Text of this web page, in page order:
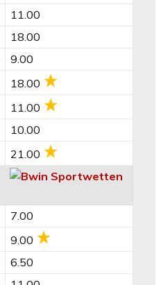
11.00
18.00
9.00
18.00
11.00
10.00
21.00
7.00
9.00
6.50